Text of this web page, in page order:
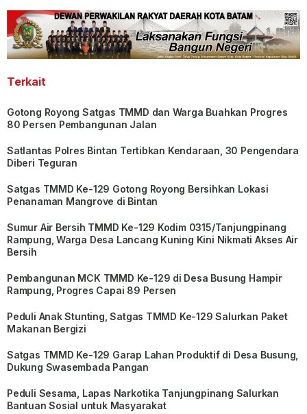
Terkait
Gotong Royong Satgas TMMD dan Warga Buahkan Progres
80 Persen Pembangunan Jalan
Satlantas Polres Bintan Tertibkan Kendaraan, 30 Pengendara
Diberi Teguran
Satgas TMMD Ke-129 Gotong Royong Bersihkan Lokasi
Penanaman Mangrove di Bintan
Sumur Air Bersih TMMD Ke-129 Kodim 0315/Tanjungpinang
Rampung, Warga Desa Lancang Kuning Kini Nikmati Akses Air
Bersih
Pembangunan MCK TMMD Ke-129 di Desa Busung Hampir
Rampung, Progres Capai 89 Persen
Peduli Anak Stunting, Satgas TMMD Ke-129 Salurkan Paket
Makanan Bergizi
Satgas TMMD Ke-129 Garap Lahan Produktif di Desa Busung,
Dukung Swasembada Pangan
Peduli Sesama, Lapas Narkotika Tanjungpinang Salurkan
Bantuan Sosial untuk Masyarakat